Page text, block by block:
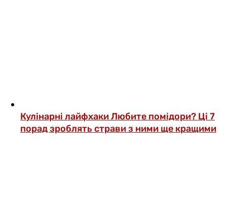
Кулінарні лайфхакиЛюбите помідори? Ці 7
порад зроблять страви з ними ще кращими